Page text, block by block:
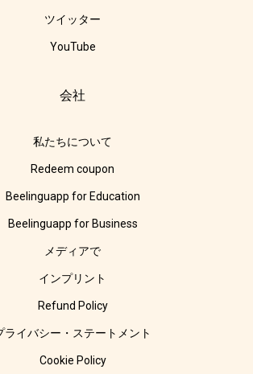
ツイッター
YouTube
会社
私たちについて
Redeem coupon
Beelinguapp for Education
Beelinguapp for Business
メディアで
インプリント
Refund Policy
ライバシー・ステートメント
Cookie Policy